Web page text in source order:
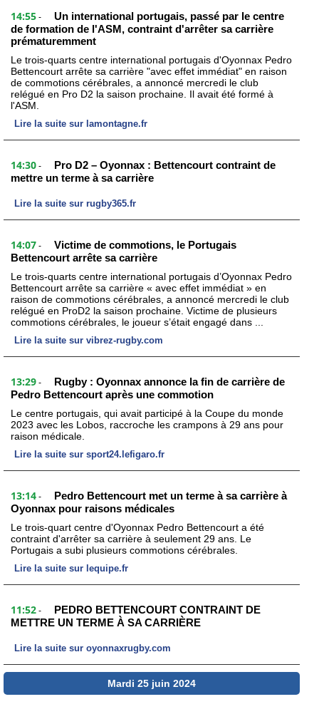
14:55 -
Un international portugais, passé par le centre
de formation de l'ASM, contraint d'arrêter sa carrière
prématuremment
Le trois-quarts centre international portugais d'Oyonnax Pedro
Bettencourt arrête sa carrière "avec effet immédiat" en raison
de commotions cérébrales, a annoncé mercredi le club
relégué en Pro D2 la saison prochaine. Il avait été formé à
l'ASM.
Lire la suite sur lamontagne.fr
14:30 -
Pro D2 – Oyonnax : Bettencourt contraint de
mettre un terme à sa carrière
Lire la suite sur rugby365.fr
14:07 -
Victime de commotions, le Portugais
Bettencourt arrête sa carrière
Le trois-quarts centre international portugais d’Oyonnax Pedro
Bettencourt arrête sa carrière « avec effet immédiat » en
raison de commotions cérébrales, a annoncé mercredi le club
relégué en ProD2 la saison prochaine. Victime de plusieurs
commotions cérébrales, le joueur s’était engagé dans ...
Lire la suite sur vibrez-rugby.com
13:29 -
Rugby : Oyonnax annonce la fin de carrière de
Pedro Bettencourt après une commotion
Le centre portugais, qui avait participé à la Coupe du monde
2023 avec les Lobos, raccroche les crampons à 29 ans pour
raison médicale.
Lire la suite sur sport24.lefigaro.fr
13:14 -
Pedro Bettencourt met un terme à sa carrière à
Oyonnax pour raisons médicales
Le trois-quart centre d'Oyonnax Pedro Bettencourt a été
contraint d'arrêter sa carrière à seulement 29 ans. Le
Portugais a subi plusieurs commotions cérébrales.
Lire la suite sur lequipe.fr
11:52 -
PEDRO BETTENCOURT CONTRAINT DE
METTRE UN TERME À SA CARRIÈRE
Lire la suite sur oyonnaxrugby.com
Mardi 25 juin 2024